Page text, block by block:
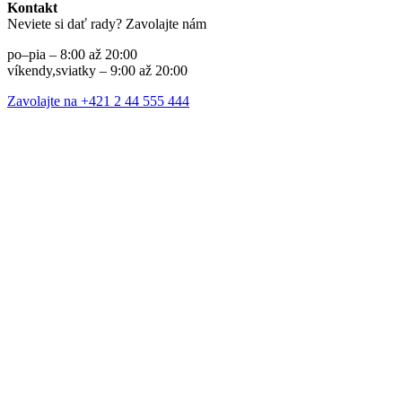
Kontakt
Neviete si dať rady? Zavolajte nám
po–pia – 8:00 až 20:00
víkendy,sviatky – 9:00 až 20:00
Zavolajte na +421 2 44 555 444